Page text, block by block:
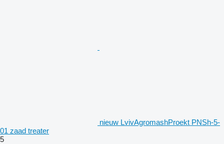
nieuw LvivAgromashProekt PNSh-5-
01 zaad treater
5